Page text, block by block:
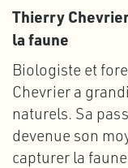
Thierry
la faune
Biologiste et
Chevrier a
naturels. Sa
devenue son
capturer la